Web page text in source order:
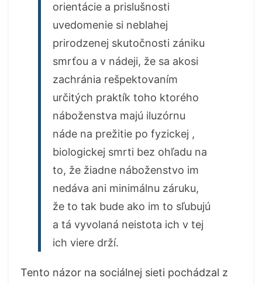
orientácie a prislušnosti
uvedomenie si neblahej
prirodzenej skutočnosti zániku
smrťou a v nádeji, že sa akosi
zachránia rešpektovaním
určitých praktík toho ktorého
náboženstva majú iluzórnu
náde na prežitie po fyzickej ,
biologickej smrti bez ohľadu na
to, že žiadne náboženstvo im
nedáva ani minimálnu záruku,
že to tak bude ako im to sľubujú
a tá vyvolaná neistota ich v tej
ich viere drží.
Tento názor na sociálnej sieti pochádzal z